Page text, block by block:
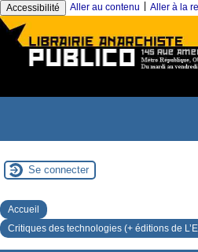
Accessibilité Aller au contenu Aller à la
Se connecter
Accueil
Critiques des technologies (+ éditions de